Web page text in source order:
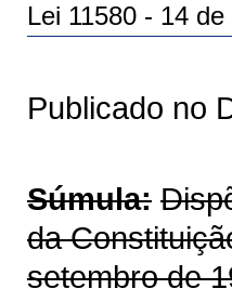
Lei 11580 - 14
Publicado no
Súmula:
da
setembro de